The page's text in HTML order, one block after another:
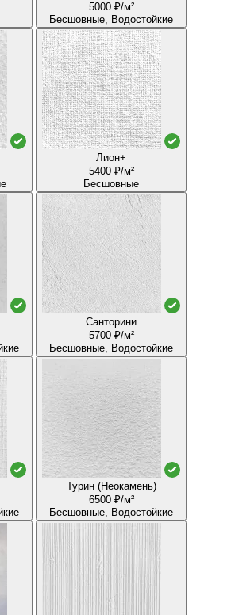
5000 ₽/м²
Бесшовные, Водостойкие
Лион+
5400 ₽/м²
Бесшовные
Санторини
5700 ₽/м²
Бесшовные, Водостойкие
Турин (Неокамень)
6500 ₽/м²
Бесшовные, Водостойкие